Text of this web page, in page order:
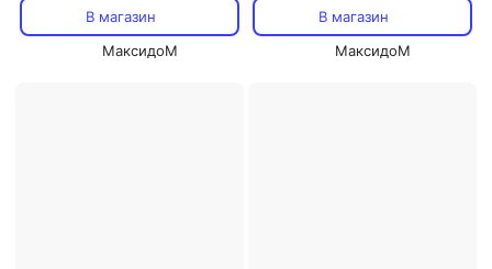
В магазин
МаксидоМ
В магазин
МаксидоМ